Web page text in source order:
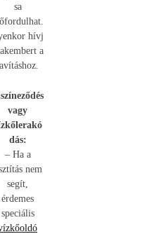
sa
hívj
a
vagy
dás:
– Ha a
nem
segít,
érdemes
speciális